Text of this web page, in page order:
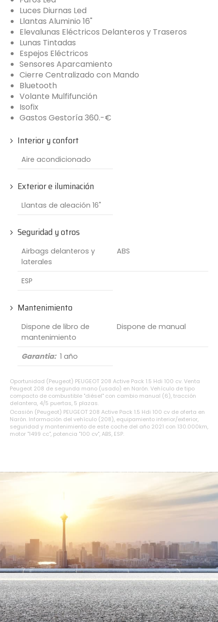
Luces Diurnas Led
Llantas Aluminio 16"
Elevalunas Eléctricos Delanteros y Traseros
Lunas Tintadas
Espejos Eléctricos
Sensores Aparcamiento
Cierre Centralizado con Mando
Bluetooth
Volante Mulfifunción
Isofix
Gastos Gestoría 360.-€
Interior y confort
Aire acondicionado
Exterior e iluminación
Llantas de aleación 16"
Seguridad y otros
Airbags delanteros y
laterales
ABS
ESP
Mantenimiento
Dispone de libro de
mantenimiento
Dispone de manual
Garantia: 1 año
Oportunidad (Peugeot) PEUGEOT 208 Active Pack 1.5 Hdi 100 cv. Venta
Peugeot 208 de segunda mano (usado) en Narón. Vehículo de tipo
compacto de combustible "diésel" con cambio manual (6), tracción
delantera, 4/5 puertas, 5 plazas.
Ocasión (Peugeot) PEUGEOT 208 Active Pack 1.5 Hdi 100 cv de oferta en
Narón. Información del vehículo (208), equipamiento interior/exterior,
seguridad y mantenimiento de este coche del año 2021 con 130.000km,
motor "1499 cc", potencia "100 cv", ABS, ESP.